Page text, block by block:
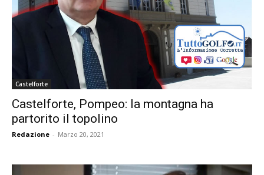
Castelforte
Castelforte, Pompeo: la montagna ha
partorito il topolino
Redazione - Marzo 20, 2021